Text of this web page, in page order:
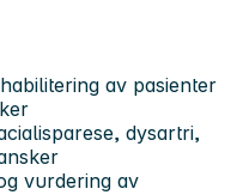
av pasienter
dysartri,
vurdering av